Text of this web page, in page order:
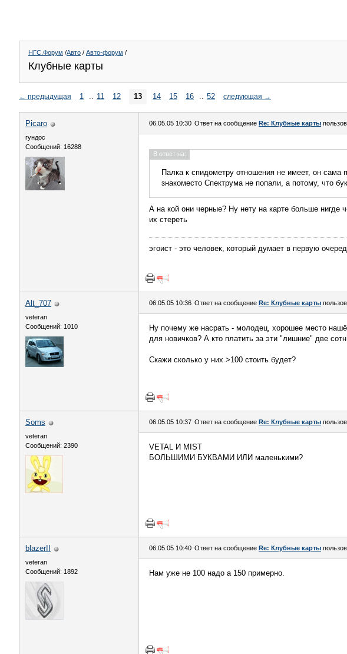
НГС.Форум /Авто / Авто-форум /
Клубные карты
← предыдущая 1 .. 11 12 13 14 15 16 .. 52 следующая →
Picaro
гундос
Сообщений: 16288
06.05.05 10:30 Ответ на сообщение Re: Клубные карты
В ответ на:
Палка к спидометру отношения не имеет, он сама
знакоместо Спектрума не попали, а потому, что
А на кой они черные? Ну нету на карте больше
их стереть
эгоист - это человек, который думает в первую
Alt_707
veteran
Сообщений: 1010
06.05.05 10:36 Ответ на сообщение Re: Клубные карты
Ну почему же насрать - молодец, хорошее место
для новичков? А кто платить за эти "лишние" две
Скажи сколько у них >100 стоить будет?
Soms
veteran
Сообщений: 2390
06.05.05 10:37 Ответ на сообщение Re: Клубные карты
VETAL И MIST
БОЛЬШИМИ БУКВАМИ ИЛИ маленькими?
blazerII
veteran
Сообщений: 1892
06.05.05 10:40 Ответ на сообщение Re: Клубные карты
Нам уже не 100 надо а 150 примерно.